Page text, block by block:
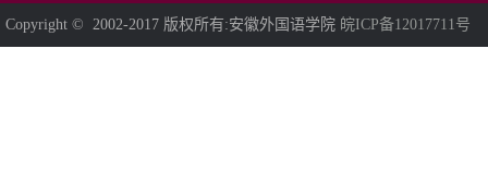
Copyright © 2002-2017 版权所有:安徽外国语学院 皖ICP备12017711号